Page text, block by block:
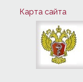
Карта сайта